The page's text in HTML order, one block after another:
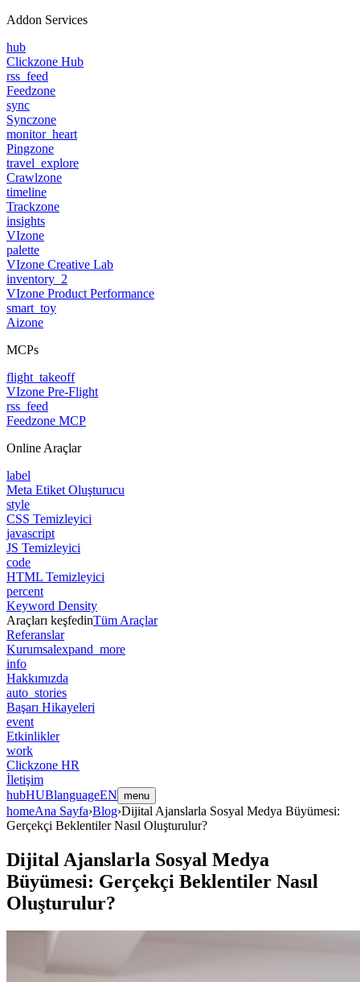
Addon Services
hub
Clickzone Hub
rss_feed
Feedzone
sync
Synczone
monitor_heart
Pingzone
travel_explore
Crawlzone
timeline
Trackzone
insights
VIzone
palette
VIzone Creative Lab
inventory_2
VIzone Product Performance
smart_toy
Aizone
MCPs
flight_takeoff
VIzone Pre-Flight
rss_feed
Feedzone MCP
Online Araçlar
label
Meta Etiket Oluşturucu
style
CSS Temizleyici
javascript
JS Temizleyici
code
HTML Temizleyici
percent
Keyword Density
Araçları keşfedinTüm Araçlar
Referanslar
Kurumsalexpand_more
info
Hakkımızda
auto_stories
Başarı Hikayeleri
event
Etkinlikler
work
Clickzone HR
İletişim
hubHUBlanguageEN menu
homeAna Sayfa›Blog›Dijital Ajanslarla Sosyal Medya Büyümesi:
Gerçekçi Beklentiler Nasıl Oluşturulur?
Dijital Ajanslarla Sosyal Medya
Büyümesi: Gerçekçi Beklentiler Nasıl
Oluşturulur?